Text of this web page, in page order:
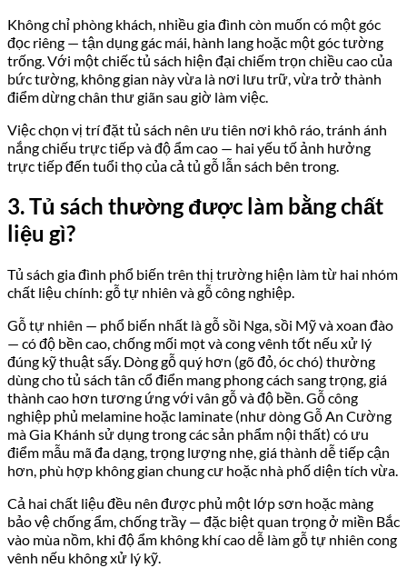
Không chỉ phòng khách, nhiều gia đình còn muốn có một góc
đọc riêng — tận dụng gác mái, hành lang hoặc một góc tường
trống. Với một chiếc tủ sách hiện đại chiếm trọn chiều cao của
bức tường, không gian này vừa là nơi lưu trữ, vừa trở thành
điểm dừng chân thư giãn sau giờ làm việc.
Việc chọn vị trí đặt tủ sách nên ưu tiên nơi khô ráo, tránh ánh
nắng chiếu trực tiếp và độ ẩm cao — hai yếu tố ảnh hưởng
trực tiếp đến tuổi thọ của cả tủ gỗ lẫn sách bên trong.
3. Tủ sách thường được làm bằng chất
liệu gì?
Tủ sách gia đình phổ biến trên thị trường hiện làm từ hai nhóm
chất liệu chính: gỗ tự nhiên và gỗ công nghiệp.
Gỗ tự nhiên — phổ biến nhất là gỗ sồi Nga, sồi Mỹ và xoan đào
— có độ bền cao, chống mối mọt và cong vênh tốt nếu xử lý
đúng kỹ thuật sấy. Dòng gỗ quý hơn (gõ đỏ, óc chó) thường
dùng cho tủ sách tân cổ điển mang phong cách sang trọng, giá
thành cao hơn tương ứng với vân gỗ và độ bền. Gỗ công
nghiệp phủ melamine hoặc laminate (như dòng Gỗ An Cường
mà Gia Khánh sử dụng trong các sản phẩm nội thất) có ưu
điểm mẫu mã đa dạng, trọng lượng nhẹ, giá thành dễ tiếp cận
hơn, phù hợp không gian chung cư hoặc nhà phố diện tích vừa.
Cả hai chất liệu đều nên được phủ một lớp sơn hoặc màng
bảo vệ chống ẩm, chống trầy — đặc biệt quan trọng ở miền Bắc
vào mùa nồm, khi độ ẩm không khí cao dễ làm gỗ tự nhiên cong
vênh nếu không xử lý kỹ.